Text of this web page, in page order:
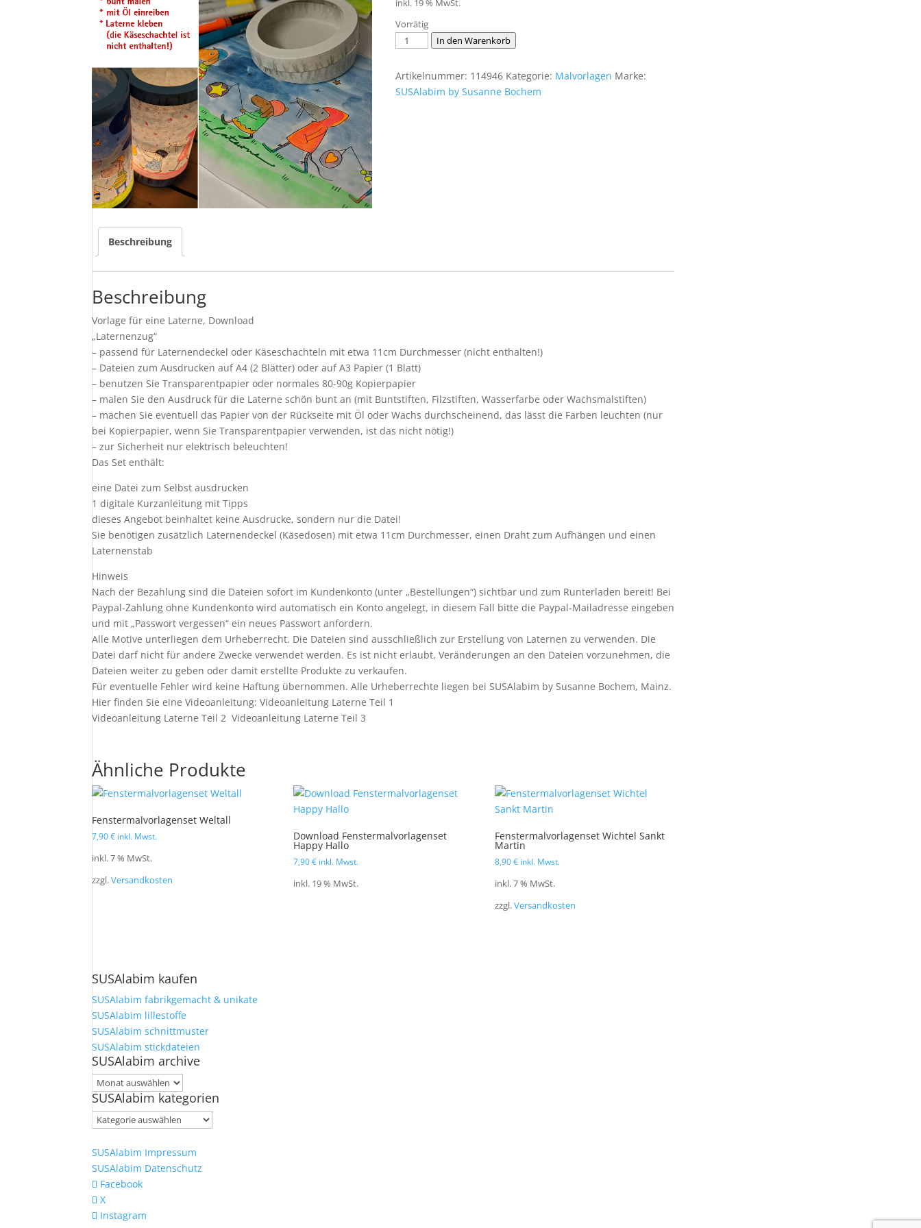
inkl. 19 % MwSt.
Vorrätig
Download
Laterne
Laternenzug
In den Warenkorb
Artikelnummer: 114946 Kategorie: Malvorlagen Marke:
SUSAlabim by Susanne Bochem
Beschreibung
Beschreibung
Vorlage für eine Laterne, Download
„Laternenzug“
– passend für Laternendeckel oder Käseschachteln mit etwa 11cm Durchmesser (nicht enthalten!)
– Dateien zum Ausdrucken auf A4 (2 Blätter) oder auf A3 Papier (1 Blatt)
– benutzen Sie Transparentpapier oder normales 80-90g Kopierpapier
– malen Sie den Ausdruck für die Laterne schön bunt an (mit Buntstiften, Filzstiften, Wasserfarbe oder Wachsmalstiften)
– machen Sie eventuell das Papier von der Rückseite mit Öl oder Wachs durchscheinend, das lässt die Farben leuchten (nur
bei Kopierpapier, wenn Sie Transparentpapier verwenden, ist das nicht nötig!)
– zur Sicherheit nur elektrisch beleuchten!
Das Set enthält:
eine Datei zum Selbst ausdrucken
1 digitale Kurzanleitung mit Tipps
dieses Angebot beinhaltet keine Ausdrucke, sondern nur die Datei!
Sie benötigen zusätzlich Laternendeckel (Käsedosen) mit etwa 11cm Durchmesser, einen Draht zum Aufhängen und einen
Laternenstab
Hinweis
Nach der Bezahlung sind die Dateien sofort im Kundenkonto (unter „Bestellungen“) sichtbar und zum Runterladen bereit! Bei
Paypal-Zahlung ohne Kundenkonto wird automatisch ein Konto angelegt, in diesem Fall bitte die Paypal-Mailadresse eingeben
und mit „Passwort vergessen“ ein neues Passwort anfordern.
Alle Motive unterliegen dem Urheberrecht. Die Dateien sind ausschließlich zur Erstellung von Laternen zu verwenden. Die
Datei darf nicht für andere Zwecke verwendet werden. Es ist nicht erlaubt, Veränderungen an den Dateien vorzunehmen, die
Dateien weiter zu geben oder damit erstellte Produkte zu verkaufen.
Für eventuelle Fehler wird keine Haftung übernommen. Alle Urheberrechte liegen bei SUSAlabim by Susanne Bochem, Mainz.
Hier finden Sie eine Videoanleitung: Videoanleitung Laterne Teil 1
Videoanleitung Laterne Teil 2 Videoanleitung Laterne Teil 3
Ähnliche Produkte
Fenstermalvorlagenset Weltall
7,90€ inkl. Mwst.
inkl. 7 % MwSt.
zzgl.Versandkosten
Download Fenstermalvorlagenset
Happy Hallo
7,90€ inkl. Mwst.
inkl. 19 % MwSt.
Fenstermalvorlagenset Wichtel Sankt
Martin
8,90€ inkl. Mwst.
inkl. 7 % MwSt.
zzgl.Versandkosten
SUSAlabim kaufen
SUSAlabim fabrikgemacht & unikate
SUSAlabim lillestoffe
SUSAlabim schnittmuster
SUSAlabim stickdateien
SUSAlabim archive
SUSAlabim
archive
SUSAlabim kategorien
SUSAlabim
SUSAlabim Impressum
SUSAlabim Datenschutz
Facebook
X
Instagram